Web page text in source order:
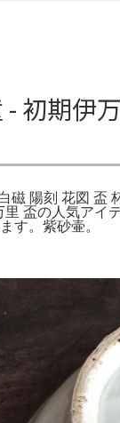
期伊
陽刻 花図 盃
盃の人気アイ
す。紫砂壷。